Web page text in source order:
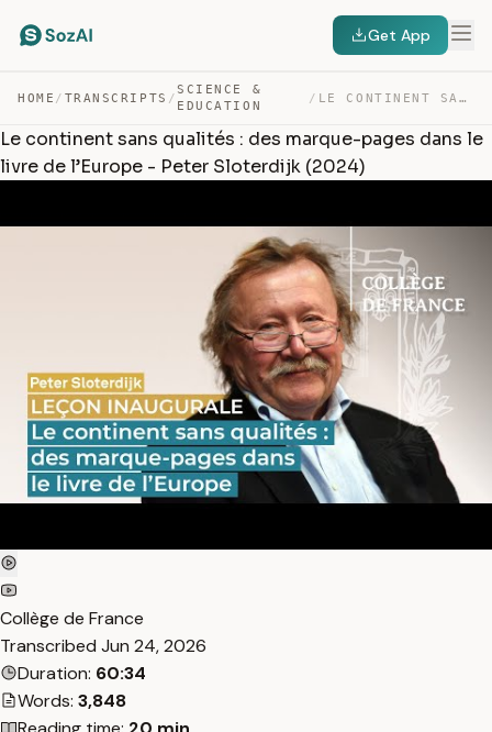
Get App
HOME / TRANSCRIPTS /
SCIENCE &
EDUCATION
/ LE CONTINENT SANS QUALITÉS : DES MARQUE-PAGES DANS LE L… — TRANSCRIPT
Le continent sans qualités : des marque-pages dans le
livre de l’Europe - Peter Sloterdijk (2024)
Collège de France
Transcribed Jun 24, 2026
Duration: 60:34
Words: 3,848